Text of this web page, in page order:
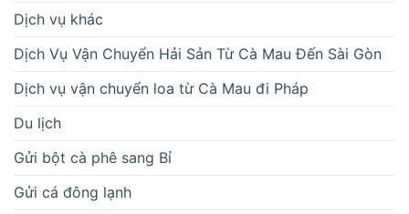
Dịch vụ khác
Dịch Vụ Vận Chuyển Hải Sản Từ Cà Mau Đến Sài Gòn
Dịch vụ vận chuyển loa từ Cà Mau đi Pháp
Du lịch
Gửi bột cà phê sang Bỉ
Gửi cá đông lạnh